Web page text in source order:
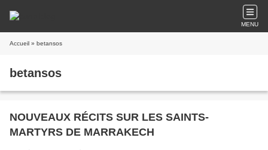
MENU
Accueil » betansos
betansos
NOUVEAUX RÉCITS SUR LES SAINTS-
MARTYRS DE MARRAKECH